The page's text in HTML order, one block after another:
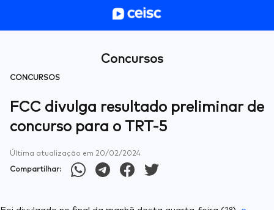
Concursos
CONCURSOS
FCC divulga resultado preliminar de
concurso para o TRT-5
Última atualização em 20/02/2024
Compartilhar: